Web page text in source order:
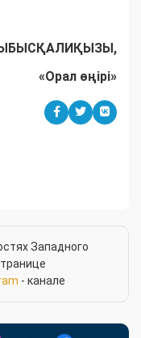
«Орал өңірі»
Западного
- канале